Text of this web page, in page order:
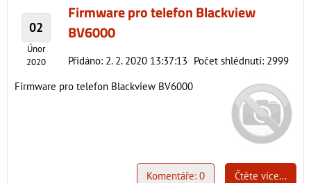
02
Únor
2020
Firmware pro telefon Blackview
BV6000
Přidáno: 2. 2. 2020 13:37:13 Počet shlédnutí: 2999
Firmware pro telefon Blackview BV6000
Čtěte více...
Komentáře: 0